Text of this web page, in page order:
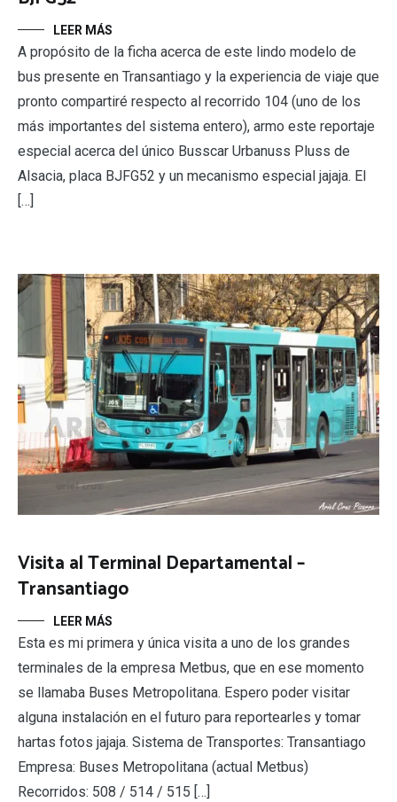
LEER MÁS
A propósito de la ficha acerca de este lindo modelo de
bus presente en Transantiago y la experiencia de viaje que
pronto compartiré respecto al recorrido 104 (uno de los
más importantes del sistema entero), armo este reportaje
especial acerca del único Busscar Urbanuss Pluss de
Alsacia, placa BJFG52 y un mecanismo especial jajaja. El
[…]
Visita al Terminal Departamental –
Transantiago
LEER MÁS
Esta es mi primera y única visita a uno de los grandes
terminales de la empresa Metbus, que en ese momento
se llamaba Buses Metropolitana. Espero poder visitar
alguna instalación en el futuro para reportearles y tomar
hartas fotos jajaja. Sistema de Transportes: Transantiago
Empresa: Buses Metropolitana (actual Metbus)
Recorridos: 508 / 514 / 515 […]